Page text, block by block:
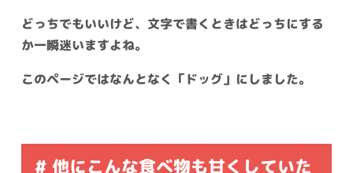
どっちでもいいけど、文字で書くときはどっちにする
か一瞬迷いますよね。
このページではなんとなく「ドッグ」にしました。
# 他にこんな食べ物も甘くしていた